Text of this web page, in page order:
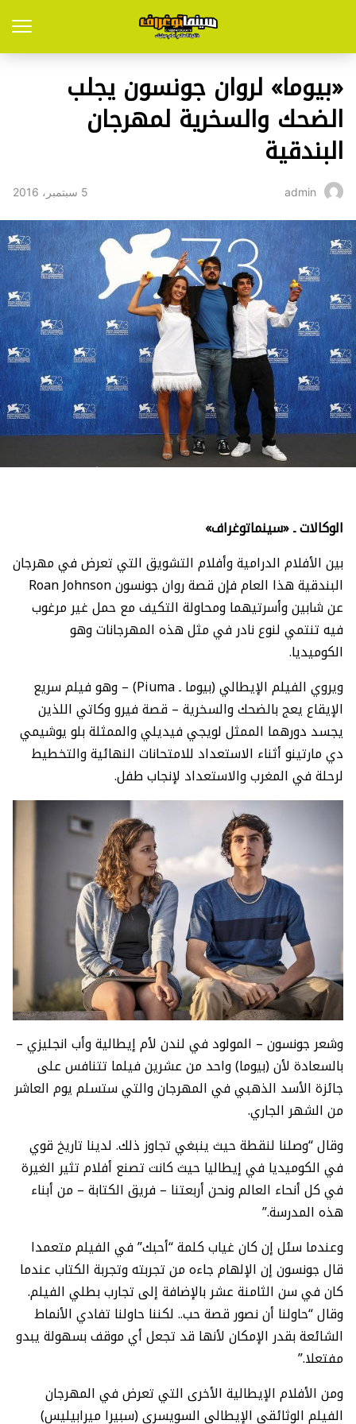
«بيوما» لروان جونسون يجلب
الضحك والسخرية لمهرجان
البندقية
admin 5 سبتمبر، 2016
الوكالات ـ «سينماتوغراف»
بين الأفلام الدرامية وأفلام التشويق التي تعرض في مهرجان
البندقية هذا العام فإن قصة روان جونسون Roan Johnson
عن شابين وأسرتيهما ومحاولة التكيف مع حمل غير مرغوب
فيه تنتمي لنوع نادر في مثل هذه المهرجانات وهو
الكوميديا.
ويروي الفيلم الإيطالي (بيوما ـ Piuma) – وهو فيلم سريع
الإيقاع يعج بالضحك والسخرية – قصة فيرو وكاتي اللذين
يجسد دورهما الممثل لويجي فيديلي والممثلة بلو يوشيمي
دي مارتينو أثناء الاستعداد للامتحانات النهائية والتخطيط
لرحلة في المغرب والاستعداد لإنجاب طفل.
وشعر جونسون – المولود في لندن لأم إيطالية وأب انجليزي –
بالسعادة لأن (بيوما) واحد من عشرين فيلما تتنافس على
جائزة الأسد الذهبي في المهرجان والتي ستسلم يوم العاشر
من الشهر الجاري.
وقال “وصلنا لنقطة حيث ينبغي تجاوز ذلك. لدينا تاريخ قوي
في الكوميديا في إيطاليا حيث كانت تصنع أفلام تثير الغيرة
في كل أنحاء العالم ونحن أربعتنا – فريق الكتابة – من أبناء
هذه المدرسة.”
وعندما سئل إن كان غياب كلمة “أحبك” في الفيلم متعمدا
قال جونسون إن الإلهام جاءه من تجربته وتجربة الكتاب عندما
كان في سن الثامنة عشر بالإضافة إلى تجارب بطلي الفيلم.
وقال “حاولنا أن نصور قصة حب.. لكننا حاولنا تفادي الأنماط
الشائعة بقدر الإمكان لأنها قد تجعل أي موقف بسهولة يبدو
مفتعلا.”
ومن الأفلام الإيطالية الأخرى التي تعرض في المهرجان
الفيلم الوثائقي الإيطالي السويسري (سبيرا ميرابيليس)